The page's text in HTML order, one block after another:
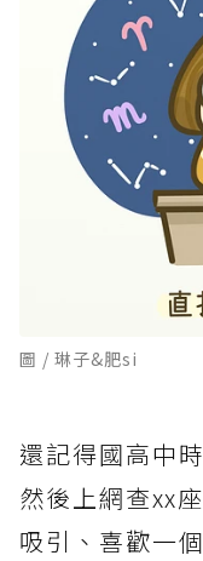
圖 / 琳子&肥si
還記得國高中
然後上網查xx
吸引、喜歡一